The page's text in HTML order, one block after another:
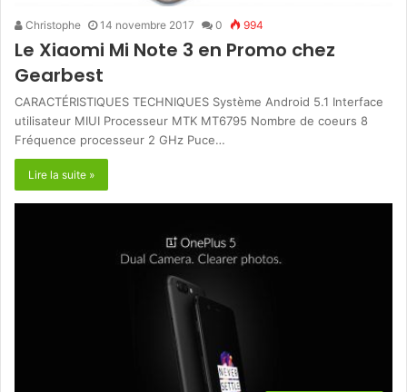
Christophe 14 novembre 2017 0 994
Le Xiaomi Mi Note 3 en Promo chez
Gearbest
CARACTÉRISTIQUES TECHNIQUES Système Android 5.1 Interface
utilisateur MIUI Processeur MTK MT6795 Nombre de coeurs 8
Fréquence processeur 2 GHz Puce…
Lire la suite »